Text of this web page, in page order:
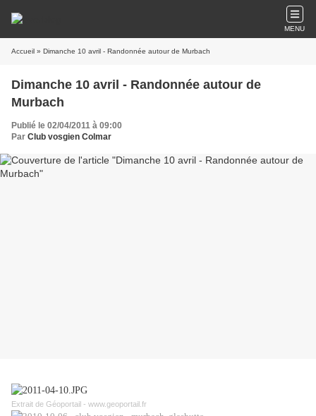
MENU
Accueil » Dimanche 10 avril - Randonnée autour de Murbach
Dimanche 10 avril - Randonnée autour de
Murbach
Publié le 02/04/2011 à 09:00
Par Club vosgien Colmar
Extrait de Géoportail - www.geoportail.fr